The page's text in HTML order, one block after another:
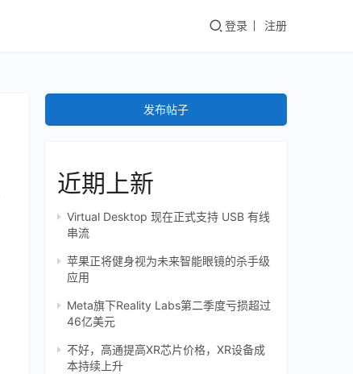
登录 注册
发布帖子
近期上新
Virtual Desktop 现在正式支持 USB 有线
串流
苹果正将健身视为未来智能眼镜的杀手级
应用
Meta旗下Reality Labs第二季度亏损超过
46亿美元
不好，高通提高XR芯片价格，XR设备成
本持续上升